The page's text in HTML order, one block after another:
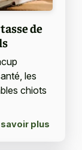
de
les
chiots
savoir plus